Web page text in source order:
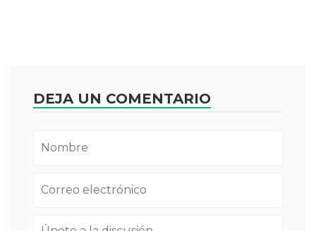
DEJA UN COMENTARIO